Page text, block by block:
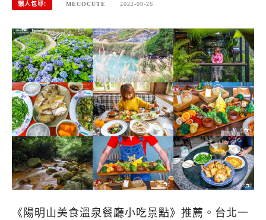
懶人包耶! MECOCUTE 2022-09-26
《陽明山美食溫泉餐廳小吃景點》推薦。台北一